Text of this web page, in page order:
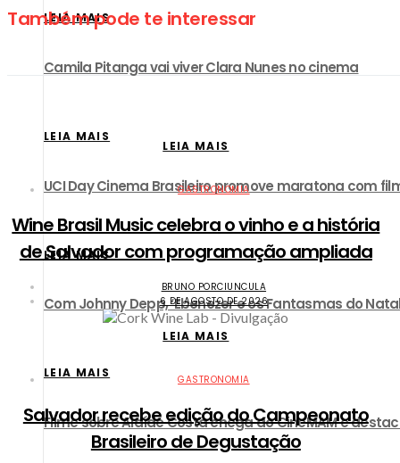
LEIA MAIS
Camila Pitanga vai viver Clara Nunes no cinema
LEIA MAIS
UCI Day Cinema Brasileiro promove maratona com
LEIA MAIS
Com Johnny Depp, ‘Ebenezer e os Fantasmas do
LEIA MAIS
Filme sobre Alaíde Costa chega ao CineMAM e
Também pode te interessar
LEIA MAIS
GASTRONOMIA
Wine Brasil Music celebra o vinho e a história
de Salvador com programação ampliada
BRUNO PORCIUNCULA
6 DE AGOSTO DE 2026
LEIA MAIS
GASTRONOMIA
​Salvador recebe edição do Campeonato
Brasileiro de Degustação